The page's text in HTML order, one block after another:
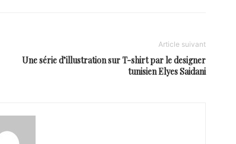
Article suivant
Une série d’illustration sur T-shirt par le designer
tunisien Elyes Saidani